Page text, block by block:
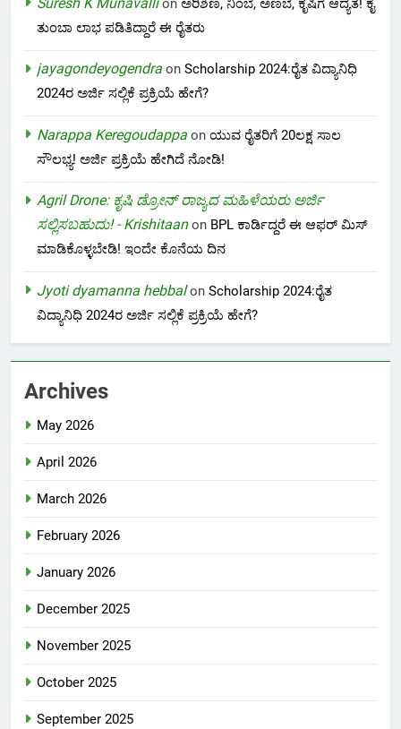
on ಅರಿಶಿಣ, ನಿಂಬೆ, ಅಣಬೆ, ಕೃಷಿಗೆ ಆದ್ಯತೆ! ಕೈ
ತುಂಬಾ ಲಾಭ ಪಡಿತಿದ್ದಾರೆ ಈ ರೈತರು
jayagondeyogendra on Scholarship 2024:ರೈತ ವಿದ್ಯಾನಿಧಿ
2024ರ ಅರ್ಜಿ ಸಲ್ಲಿಕೆ ಪ್ರಕ್ರಿಯೆ ಹೇಗೆ?
Narappa Keregoudappa on ಯುವ ರೈತರಿಗೆ 20ಲಕ್ಷ ಸಾಲ
ಸೌಲಭ್ಯ! ಅರ್ಜಿ ಪ್ರಕ್ರಿಯೆ ಹೇಗಿದೆ ನೋಡಿ!
Agril Drone: ಕೃಷಿ ಡ್ರೋನ್ ರಾಜ್ಯದ ಮಹಿಳೆಯರು ಅರ್ಜಿ
ಸಲ್ಲಿಸಬಹುದು! - Krishitaanon BPL ಕಾರ್ಡಿದ್ದರೆ ಈ ಆಫರ್ ಮಿಸ್
ಮಾಡಿಕೊಳ್ಳಬೇಡಿ! ಇಂದೇ ಕೊನೆಯ ದಿನ
Jyoti dyamanna hebbalon Scholarship 2024:ರೈತ
ವಿದ್ಯಾನಿಧಿ 2024ರ ಅರ್ಜಿ ಸಲ್ಲಿಕೆ ಪ್ರಕ್ರಿಯೆ ಹೇಗೆ?
Archives
May 2026
April 2026
March 2026
February 2026
January 2026
December 2025
November 2025
October 2025
September 2025